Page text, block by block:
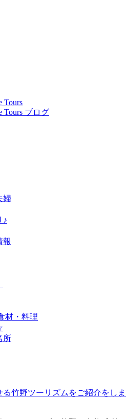
Tours
Tours ブログ
婦
♪
報
材・料理
所
竹野ツーリズムをご紹介をしま